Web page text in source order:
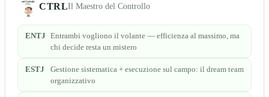
CTRLIl Maestro del Controllo
ENTJ Entrambi vogliono il volante — efficienza al massimo, ma
chi decide resta un mistero
ESTJ
Gestione sistematica + esecuzione sul campo: il dream team
organizzativo